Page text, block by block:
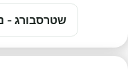
שטרסבורג -